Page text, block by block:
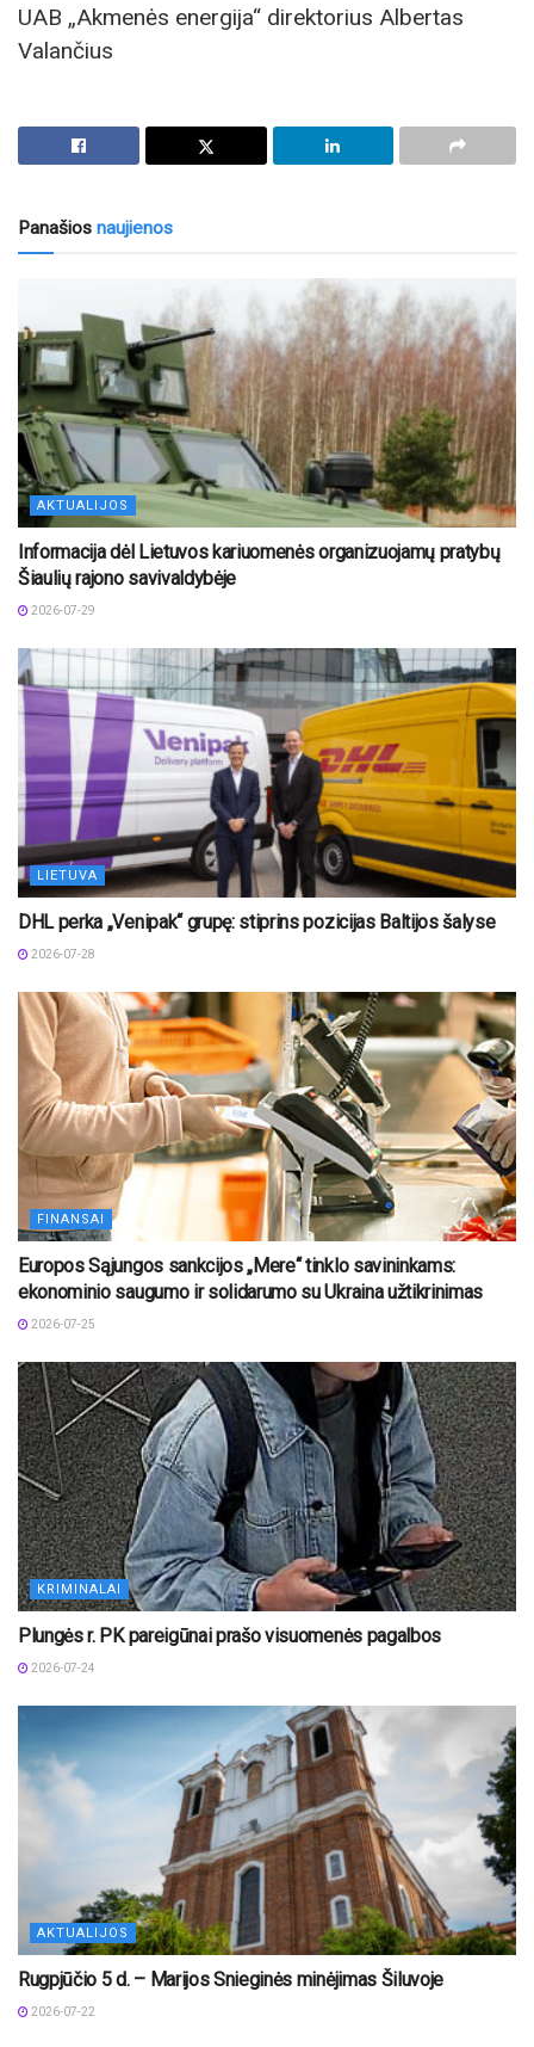
UAB „Akmenės energija“ direktorius Albertas
Valančius
Panašios naujienos
AKTUALIJOS
Informacija dėl Lietuvos kariuomenės organizuojamų pratybų
Šiaulių rajono savivaldybėje
2026-07-29
LIETUVA
DHL perka „Venipak“ grupę: stiprins pozicijas Baltijos šalyse
2026-07-28
FINANSAI
Europos Sąjungos sankcijos „Mere“ tinklo savininkams:
ekonominio saugumo ir solidarumo su Ukraina užtikrinimas
2026-07-25
KRIMINALAI
Plungės r. PK pareigūnai prašo visuomenės pagalbos
2026-07-24
AKTUALIJOS
Rugpjūčio 5 d. – Marijos Snieginės minėjimas Šiluvoje
2026-07-22